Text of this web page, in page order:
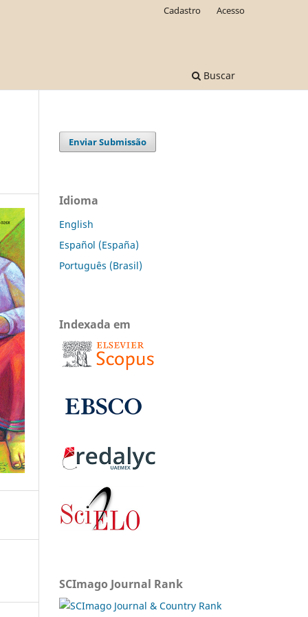
Buscar
Cadastro Acesso
Enviar Submissão
Idioma
English
Español (España)
Português (Brasil)
Indexada em
SCImago Journal Rank